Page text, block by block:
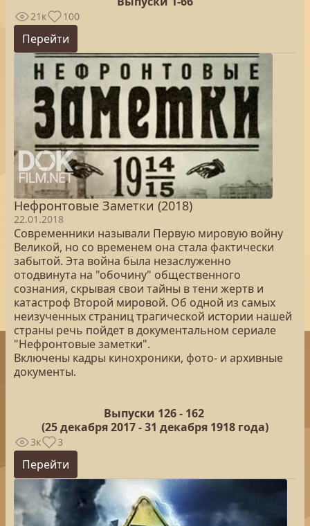
21к 100
Перейти
Нефронтовые Заметки (2018)
22.01.2018
Современники называли Первую мировую войну
Великой, но со временем она стала фактически
забытой. Эта война была незаслуженно
отодвинута на "обочину" общественного
сознания, скрывая свои тайны в тени жертв и
катастроф Второй мировой. Об одной из самых
неизученных страниц трагической истории нашей
страны речь пойдет в документальном сериале
"Нефронтовые заметки".
Включены кадры кинохроники, фото- и архивные
документы.
Выпуски 126 - 162
(25декабря 2017 - 31 декабря 1918 года)
3к 3
Перейти